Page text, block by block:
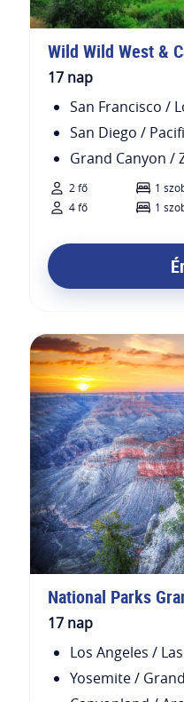
Wild Wild West &
17 nap
San Francisco /
San Diego /
Grand Canyon /
2 fő 1
4 fő 1
National Parks
17 nap
Los Angeles /
Yosemite /